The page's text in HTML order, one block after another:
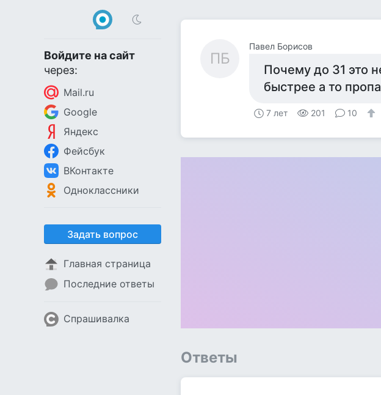
Войдите на сайт
через:
Mail.ru
Google
Яндекс
Фейсбук
ВКонтакте
Одноклассники
Задать вопрос
Главная страница
Последние ответы
Спрашивалка
ПБ
Павел Борисов
Почему до 31 это
быстрее а то
7 лет 201 10
Ответы